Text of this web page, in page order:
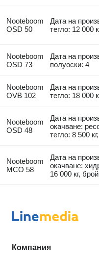
Nooteboom
OSD 50
Дата на
тегло: 12 000
Nooteboom
OSD 73
Дата на
полуоски: 4
Nooteboom
OVB 102
Дата на
тегло: 18 000
Nooteboom
OSD 48
Дата на
окачване:
тегло: 8 500
Nooteboom
MCO 58
Дата на
окачване:
16 000 кг,
Компания